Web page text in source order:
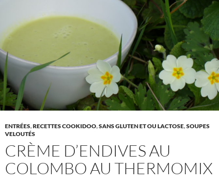
ENTRÉES,RECETTES COOKIDOO,SANS GLUTEN ET OU LACTOSE,SOUPES
VELOUTÉS
CRÈME D’ENDIVES AU
COLOMBO AU THERMOMIX